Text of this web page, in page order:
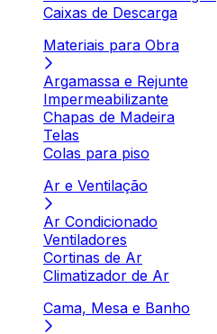
Caixas de Descarga
Materiais para Obra
Argamassa e Rejunte
Impermeabilizante
Chapas de Madeira
Telas
Colas para piso
Ar e Ventilação
Ar Condicionado
Ventiladores
Cortinas de Ar
Climatizador de Ar
Cama, Mesa e Banho